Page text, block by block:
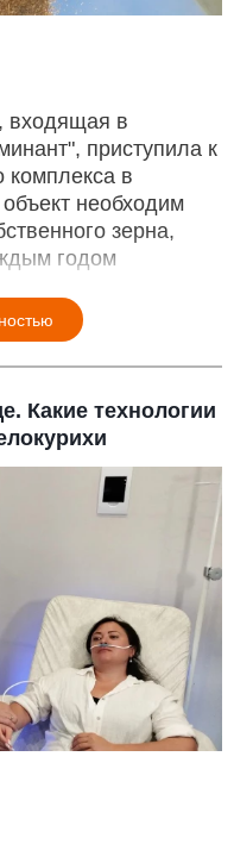
входящая в
приступила к
комплекса в
необходим
зерна,
годом
Какие технологии